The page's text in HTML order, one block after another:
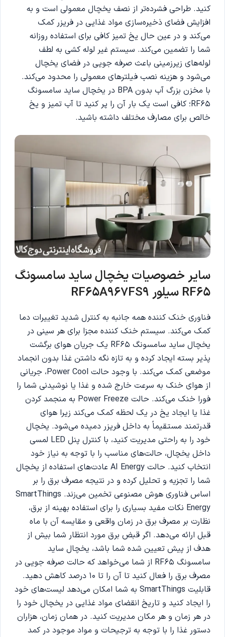
کنید. طراحی فشرده‌تر از نصف یخچال معمولی است و به
افزایش فضای ذخیره‌سازی مواد غذایی در فریزر کمک
می‌کند و در عین حال یخ تمیز کافی برای استفاده روزانه
شما را تضمین می‌کند. سیستم غیر لوله کشی به لطف
لوله‌های زیرزمینی باعث صرفه جویی در فضای یخچال
می‌شود و هزینه نصب فیلترهای معمولی را محدود می‌کند.
با مخزن بزرگ آب بدون BPA در یخچال ساید سامسونگ
RF65؛ کافی است یک بار آن را پر کنید تا آب تمیز و یخ
خالص برای مصارف مختلف داشته باشید.
سایر خصوصیات یخچال ساید سامسونگ
RF65 سیلور RF65A967FS9
فناوری خنک کننده همه جانبه به کنترل شدید تغییرات دما
کمک می‌کند. سیستم خنک کننده مجزا برای هر سینی در
یخچال ساید سامسونگ RF65 یک جریان هوای برگشت
پذیر بسته ایجاد کرده و به تازه نگه داشتن غذا بدون انجماد
موضعی کمک می‌کند. با وجود حالت Power Cool، جریانی
از هوای خنک به سرعت خارج شده و غذا یا نوشیدنی شما را
فورا خنک می‌کند. حالت Power Freeze به منجمد کردن
غذا یا ایجاد یخ در یک لحظه کمک می‌کند زیرا هوای
قدرتمند مستقیماً به داخل فریزر دمیده می‌شود. یخچال
خود را به راحتی مدیریت کنید، با کنترل پنل LED لمسی
داخل یخچال، حالت‌های مناسب را با توجه به نیاز خود
انتخاب کنید. حالت AI Energy عادت‌های استفاده از یخچال
شما را تجزیه و تحلیل کرده و در نتیجه مصرف برق را بر
اساس فناوری هوش مصنوعی تخمین می‌زند. SmartThings
Energy نکات مفید بسیاری را برای استفاده بهینه از برق،
نظارت بر مصرف برق در زمان واقعی و مقایسه آن با ماه
قبل ارائه می‌دهد. اگر قبض برق مورد انتظار شما بیش از
هدف از پیش تعیین شده شما باشد، یخچال ساید
سامسونگ RF65 از شما می‌خواهد که حالت صرفه جویی در
مصرف برق را فعال کنید تا آن را تا 10 درصد کاهش دهید.
قابلیت SmartThings به شما امکان می‌دهد لیست‌های خود
را ایجاد کنید و تاریخ انقضای مواد غذایی در یخچال خود را
در هر زمان و هر مکان مدیریت کنید. در همان زمان، هزاران
دستور غذا را با توجه به ترجیحات و مواد موجود در کمد